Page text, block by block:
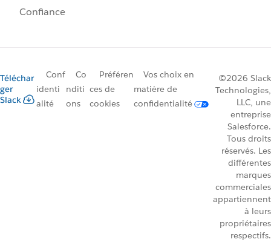
Confiance
Téléchar
ger
Slack
Conf
identi
alité
Co
nditi
ons
Préféren
ces de
cookies
Vos choix en
matière de
confidentialité
©2026 Slack
Technologies,
LLC, une
entreprise
Salesforce.
Tous droits
réservés. Les
différentes
marques
commerciales
appartiennent
à leurs
propriétaires
respectifs.